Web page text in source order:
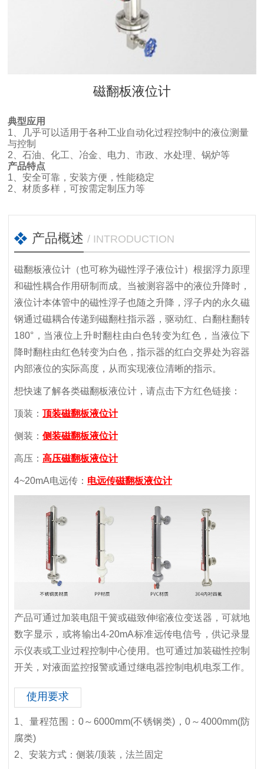
磁翻板液位计
典型应用
1、几乎可以适用于各种工业自动化过程控制中的液位测量
与控制
2、石油、化工、冶金、电力、市政、水处理、锅炉等
产品特点
1、安全可靠，安装方便，性能稳定
2、材质多样，可按需定制压力等
产品概述 / INTRODUCTION
磁翻板液位计（也可称为磁性浮子液位计）根据浮力原理
和磁性耦合作用研制而成。当被测容器中的液位升降时，
液位计本体管中的磁性浮子也随之升降，浮子内的永久磁
钢通过磁耦合传递到磁翻柱指示器，驱动红、白翻柱翻转
180°，当液位上升时翻柱由白色转变为红色，当液位下
降时翻柱由红色转变为白色，指示器的红白交界处为容器
内部液位的实际高度，从而实现液位清晰的指示。
想快速了解各类磁翻板液位计，请点击下方红色链接：
顶装： 顶装磁翻板液位计
侧装： 侧装磁翻板液位计
高压： 高压磁翻板液位计
4~20mA电远传： 电远传磁翻板液位计
产品可通过加装电阻干簧或磁致伸缩液位变送器，可就地
数字显示，或将输出4-20mA标准远传电信号，供记录显
示仪表或工业过程控制中心使用。也可通过加装磁性控制
开关，对液面监控报警或通过继电器控制电机电泵工作。
使用要求
1、量程范围：0～6000mm(不锈钢类)，0～4000mm(防
腐类)
2、安装方式：侧装/顶装，法兰固定